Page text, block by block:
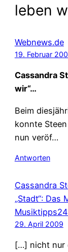
leben
Webnews.de
19. Februar
Cassandra
wir“…
Beim
konnte
nun veröf…
Antworten
Cassandra
„Stadt“: Das
29. April 2009
[…] nicht nur